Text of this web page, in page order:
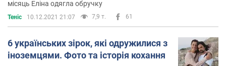
місяць Еліна одягла обручку
Теніс 10.12.2021 21:07 7,9 т. 61
6 українських зірок, які одружилися з
іноземцями. Фото та історія кохання